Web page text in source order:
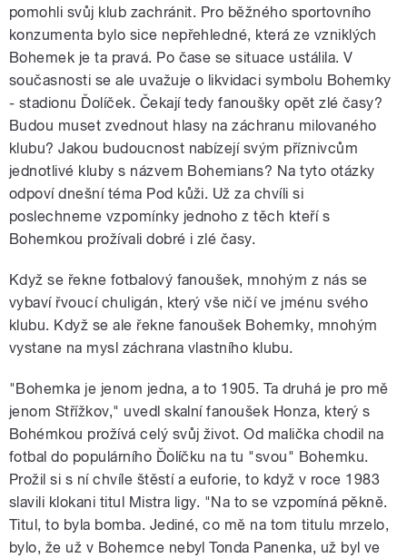
pomohli svůj klub zachránit. Pro běžného sportovního
konzumenta bylo sice nepřehledné, která ze vzniklých
Bohemek je ta pravá. Po čase se situace ustálila. V
současnosti se ale uvažuje o likvidaci symbolu Bohemky
- stadionu Ďolíček. Čekají tedy fanoušky opět zlé časy?
Budou muset zvednout hlasy na záchranu milovaného
klubu? Jakou budoucnost nabízejí svým příznivcům
jednotlivé kluby s názvem Bohemians? Na tyto otázky
odpoví dnešní téma Pod kůži. Už za chvíli si
poslechneme vzpomínky jednoho z těch kteří s
Bohemkou prožívali dobré i zlé časy.
Když se řekne fotbalový fanoušek, mnohým z nás se
vybaví řvoucí chuligán, který vše ničí ve jménu svého
klubu. Když se ale řekne fanoušek Bohemky, mnohým
vystane na mysl záchrana vlastního klubu.
"Bohemka je jenom jedna, a to 1905. Ta druhá je pro mě
jenom Střížkov," uvedl skalní fanoušek Honza, který s
Bohémkou prožívá celý svůj život. Od malička chodil na
fotbal do populárního Ďolíčku na tu "svou" Bohemku.
Prožil si s ní chvíle štěstí a euforie, to když v roce 1983
slavili klokani titul Mistra ligy. "Na to se vzpomíná pěkně.
Titul, to byla bomba. Jediné, co mě na tom titulu mrzelo,
bylo, že už v Bohemce nebyl Tonda Panenka, už byl ve